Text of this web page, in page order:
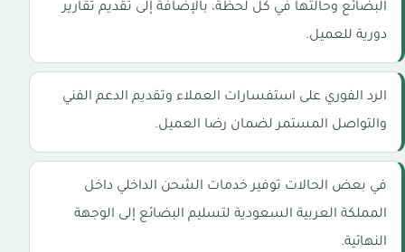
البضائع وحالتها في كل لحظة، بالإضافة إلى تقديم تقارير
دورية للعميل.
الرد الفوري على استفسارات العملاء وتقديم الدعم الفني
والتواصل المستمر لضمان رضا العميل.
في بعض الحالات توفير خدمات الشحن الداخلي داخل
المملكة العربية السعودية لتسليم البضائع إلى الوجهة
النهائية.